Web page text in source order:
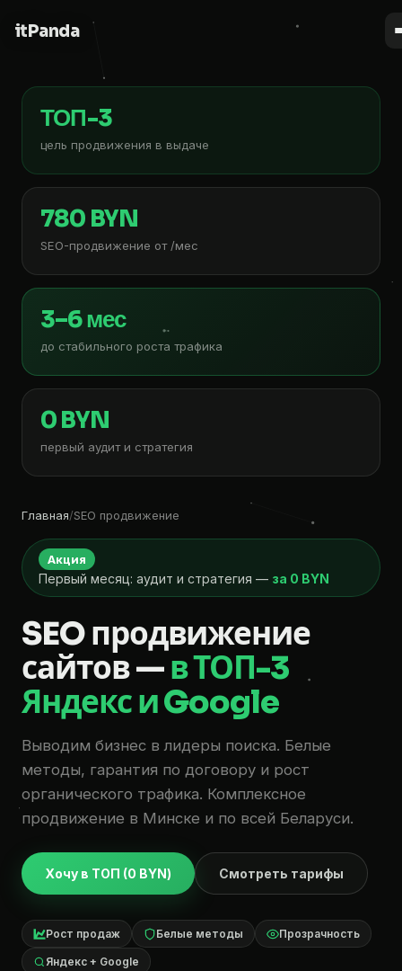
itPanda
Главная/SEO продвижение
Акция
Первый месяц: аудит и стратегия — за 0 BYN
SEO продвижение
сайтов —в ТОП-3
Яндекс и Google
Выводим бизнес в лидеры поиска. Белые
методы, гарантия по договору и рост
органического трафика. Комплексное
продвижение в Минске и по всей Беларуси.
Хочу в ТОП (0 BYN) Смотреть тарифы
Рост продаж Белые методы Прозрачность
Яндекс + Google
ТОП-3
цель продвижения в выдаче
780 BYN
SEO-продвижение от /мес
3–6 мес
до стабильного роста трафика
0 BYN
первый аудит и стратегия